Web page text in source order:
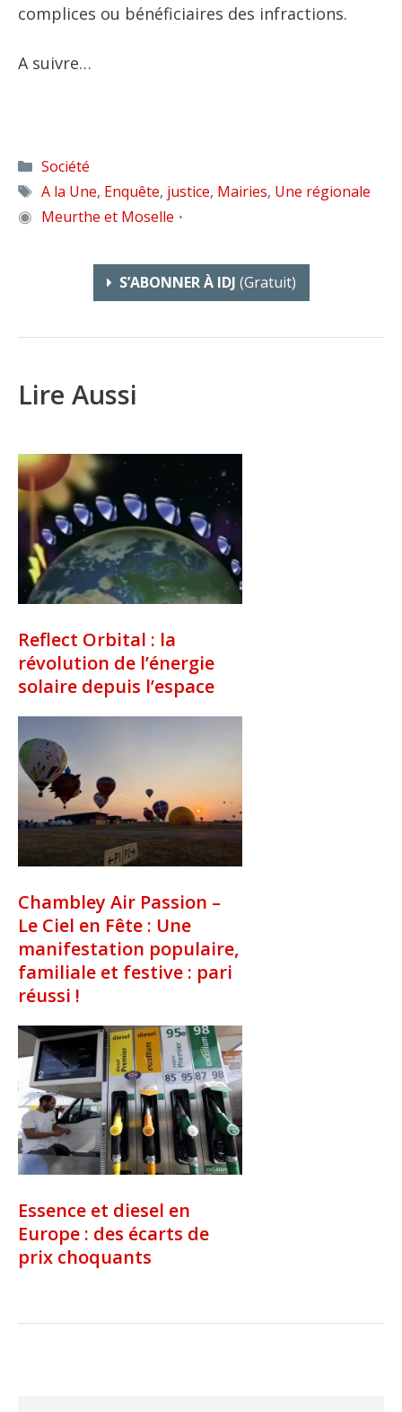
complices ou bénéficiaires des infractions.
A suivre…
Catégories
Société
Étiquettes
A la Une, Enquête, justice, Mairies, Une régionale
◉ Meurthe et Moselle •
S’ABONNER À IDJ (gratuit)
Lire Aussi
Reflect Orbital : la
révolution de l’énergie
solaire depuis l’espace
Chambley Air Passion –
Le Ciel en Fête : Une
manifestation populaire,
familiale et festive : pari
réussi !
Essence et diesel en
Europe : des écarts de
prix choquants